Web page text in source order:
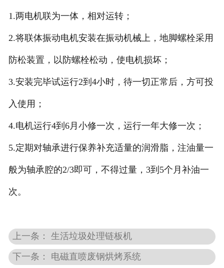
1.两电机联为一体，相对运转；
2.将联体振动电机安装在振动机械上，地脚螺栓采用
防松装置，以防螺栓松动，使电机损坏；
3.安装完毕试运行2到4小时，待一切正常后，方可投
入使用；
4.电机运行4到6月小修一次，运行一年大修一次；
5.定期对轴承进行保养补充适量的润滑脂，注油量一
般为轴承腔的2/3即可，不得过量，3到5个月补油一
次。
上一条： 生活垃圾处理链板机
下一条： 电磁直喷废钢烘烤系统